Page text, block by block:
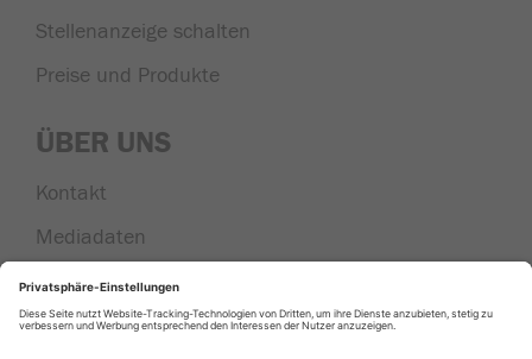
Stellenanzeige schalten
Preise und Produkte
ÜBER UNS
Kontakt
Mediadaten
Nachrichten aus der Region